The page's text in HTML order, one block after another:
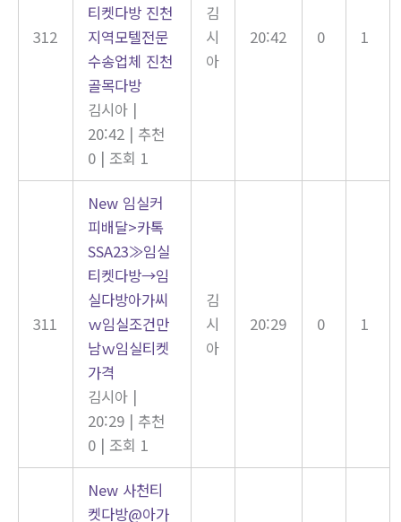
312
티켓다방 진천
지역모텔전문
수송업체 진천
골목다방
김시아 |
20:42 | 추천
0 | 조회 1
김
시
아
20:42 0 1
311
New 임실커
피배달>카톡
SSA23≫임실
티켓다방→임
실다방아가씨
ｗ임실조건만
남ｗ임실티켓
가격
김시아 |
20:29 | 추천
0 | 조회 1
김
시
아
20:29 0 1
New 사천티
켓다방@아가